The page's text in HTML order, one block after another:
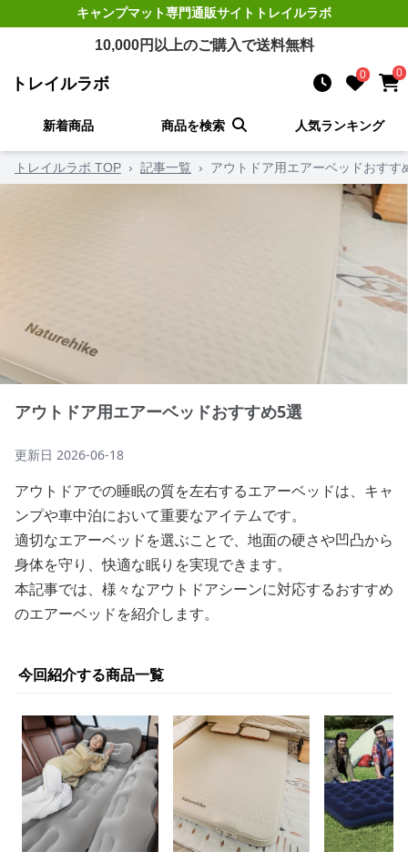
キャンプマット専門通販サイト トレイルラボ
10,000円以上のご購入で送料無料
トレイルラボ 0 0
新着商品 商品を検索 人気ランキング
トレイルラボ TOP › 記事一覧 › アウトドア用エアーベッドおすす
アウトドア用エアーベッドおすすめ5選
更新日 2026-06-18
アウトドアでの睡眠の質を左右するエアーベッドは、キャ
ンプや車中泊において重要なアイテムです。
適切なエアーベッドを選ぶことで、地面の硬さや凹凸から
身体を守り、快適な眠りを実現できます。
本記事では、様々なアウトドアシーンに対応するおすすめ
のエアーベッドを紹介します。
今回紹介する商品一覧